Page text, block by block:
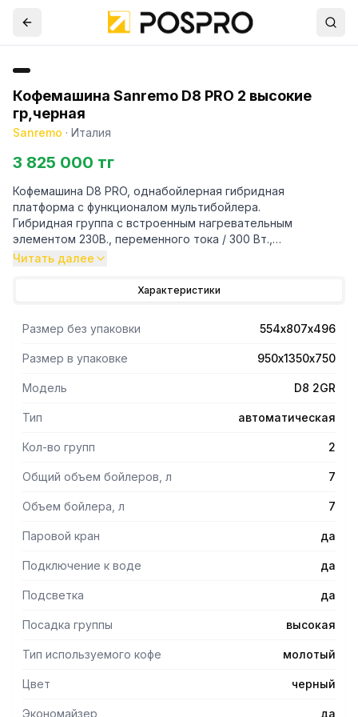
Кофемашина Sanremo D8 PRO 2 высокие
гр,черная
Sanremo · Италия
3 825 000 тг
Кофемашина D8 PRO, однабойлерная гибридная
платформа с функционалом мультибойлера.
Гибридная группа с встроенным нагревательным
элементом 230В., переменного тока / 300 Вт.,
интеллектуальным датчиком температуры. Управления
температуры бойлера и групп, настройка подачи пара,
порции и пролива). Индивидуальные настройки
температуры для каждой группы.
2 группы с 52-х мм. цветным полноценным дисплеем ,
высота группы 147мм, 2 паровых крана COLD TOUCH, 1
температуры, авто-уровень воды, двойной датчик
паровые трубки, группа), бойлер из нержавеющей стали
комплекте 3 портафильтра: 2 на 2 чашки, 1 на 1 чашку,
Опционально: модуль WiFi, отделка боковых панелей,
Читать далее
Характеристики
Размер без упаковки 554х807х496
Размер в упаковке 950х1350х750
Модель D8 2GR
Тип автоматическая
Кол-во групп 2
Общий объем бойлеров, л 7
Объем бойлера, л 7
Паровой кран да
Подключение к воде да
Подсветка да
Посадка группы высокая
Тип используемого кофе молотый
Цвет черный
Экономайзер да